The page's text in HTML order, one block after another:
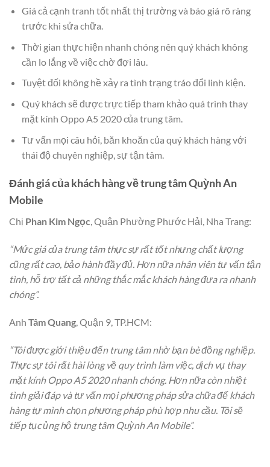
Giá cả cạnh tranh tốt nhất thị trường và báo giá rõ ràng
trước khi sửa chữa.
Thời gian thực hiện nhanh chóng nên quý khách không
cần lo lắng về việc chờ đợi lâu.
Tuyệt đối không hề xảy ra tình trạng tráo đổi linh kiện.
Quý khách sẽ được trực tiếp tham khảo quá trình thay
mặt kính Oppo A5 2020 của trung tâm.
Tư vấn mọi câu hỏi, băn khoăn của quý khách hàng với
thái độ chuyên nghiệp, sự tận tâm.
Đánh giá của khách hàng về trung tâm Quỳnh An
Mobile
Chị Phan Kim Ngọc, Quận Phường Phước Hải, Nha Trang:
“Mức giá của trung tâm thực sự rất tốt nhưng chất lượng
cũng rất cao, bảo hành đầy đủ. Hơn nữa nhân viên tư vấn tận
tình, hỗ trợ tất cả những thắc mắc khách hàng đưa ra nhanh
chóng”.
Anh Tâm Quang, Quận 9, TP.HCM:
“Tôi được giới thiệu đến trung tâm nhờ bạn bè đồng nghiệp.
Thực sự tôi rất hài lòng về quy trình làm việc, dịch vụ thay
mặt kính Oppo A5 2020 nhanh chóng. Hơn nữa còn nhiệt
tình giải đáp và tư vấn mọi phương pháp sửa chữa để khách
hàng tự mình chọn phương pháp phù hợp nhu cầu. Tôi sẽ
tiếp tục ủng hộ trung tâm Quỳnh An Mobile”.